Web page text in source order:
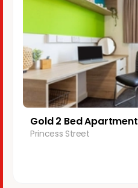
Gold 2 Bed Apartment
Princess Street